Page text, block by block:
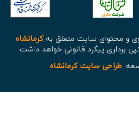
و محتوای سایت متعلق بهکرمانشاه
برداری پیگرد قانونی خواهد داشت.
طراحی سایت کرمانشاه